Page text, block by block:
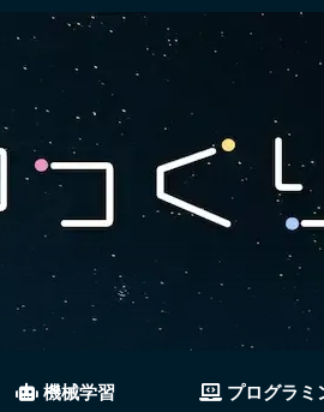
機械学習 プログラミ